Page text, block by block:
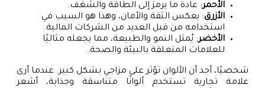
الأحمر: عادة ما يرمز إلى الطاقة والشغف.
الأزرق: يعكس الثقة والأمان، وهذا هو السبب في
استخدامه من قبل العديد من الشركات المالية.
الأخضر: يُمثل النمو والطبيعة، مما يجعله مثاليًا
للعلامات المتعلقة بالبيئة والصحة.
شخصيًا، أجد أن الألوان تؤثر على مزاجي بشكل كبير. عندما أرى
علامة تجارية تستخدم ألوانًا متناسقة وجذابة، أشعر